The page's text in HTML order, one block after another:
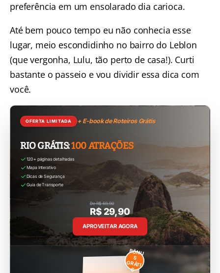
preferência em um ensolarado dia carioca.
Até bem pouco tempo eu não conhecia esse
lugar, meio escondidinho no bairro do Leblon
(que vergonha, Lulu, tão perto de casa!). Curti
bastante o passeio e vou dividir essa dica com
você.
OFERTA LIMITADA + E-book de Roteiros Grátis
RIO GRÁTIS:100 ATRAÇÕES
120+ páginas detalhadas
Mapa Interativo
Dicas de Segurança
Guia de Transporte
De R$ 59,90
R$ 29,90
APROVEITAR AGORA
BÔNU
S
GRÁTI
S